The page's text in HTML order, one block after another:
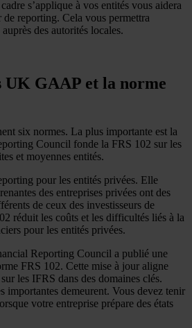
s’applique à vos entités vous aidera
reporting. Cela vous permettra
des autorités locales.
UK GAAP et la norme
six normes. La plus importante est la
Council fonde la FRS 102 sur les
et moyennes entités.
pour les entités privées. Elle
des entreprises privées ont des
de ceux des investisseurs de
réduit les coûts et les difficultés liés à la
pour les entités privées.
Reporting Council a publié une
FRS 102. Cette mise à jour aligne
les IFRS dans des domaines clés.
importantes demeurent. Vous devez tenir
votre entreprise prépare des états